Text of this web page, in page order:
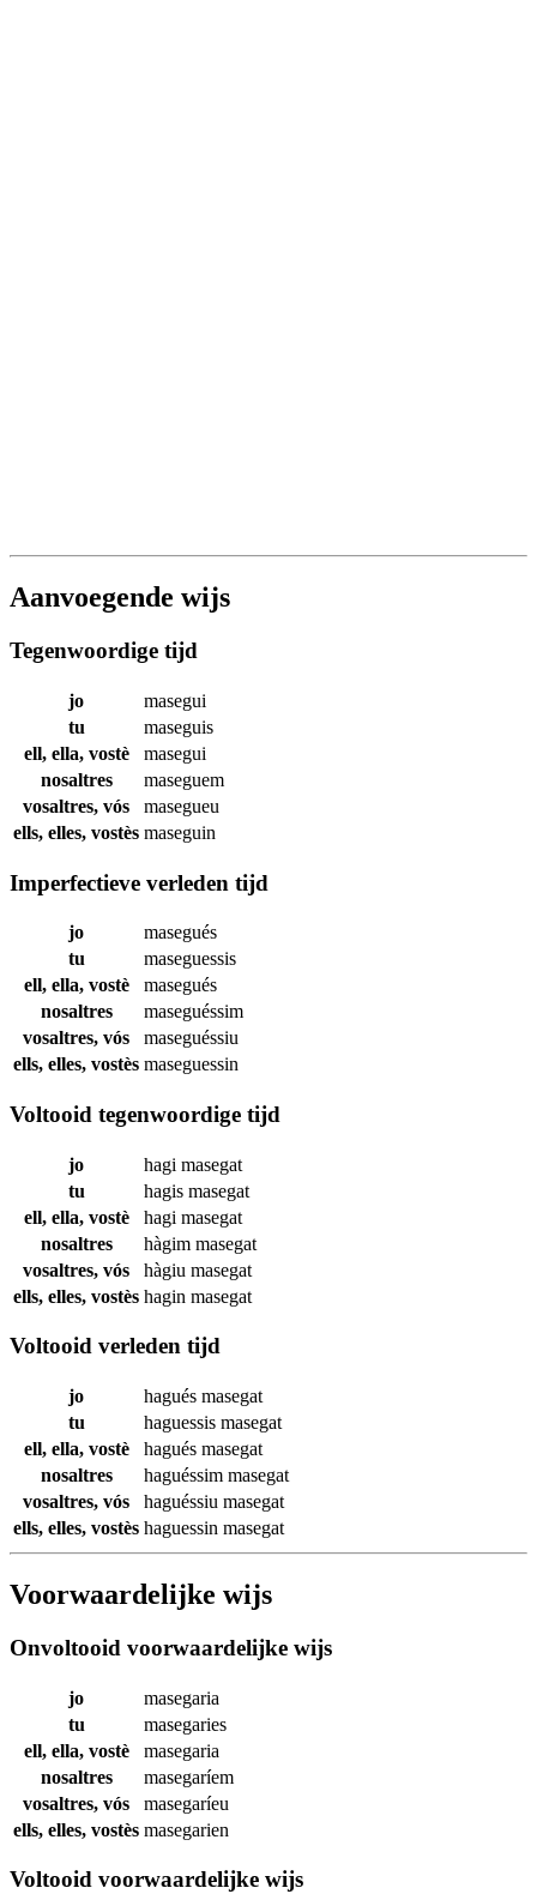
Aanvoegende wijs
Tegenwoordige tijd
jo
masegui
tu
maseguis
ell, ella, vostè
masegui
nosaltres
maseguem
vosaltres, vós
masegueu
ells, elles, vostès maseguin
Imperfectieve verleden tijd
jo
masegués
tu
maseguessis
ell, ella, vostè
masegués
nosaltres
maseguéssim
vosaltres, vós
maseguéssiu
ells, elles, vostès maseguessin
Voltooid tegenwoordige tijd
jo hagi masegat
tu
hagis masegat
ell, ella, vostè
hagi masegat
nosaltres
hàgim masegat
vosaltres, vós
hàgiu masegat
ells, elles, vostès hagin masegat
Voltooid verleden tijd
jo hagués masegat
tu
haguessis masegat
ell, ella, vostè
hagués masegat
nosaltres
haguéssim masegat
vosaltres, vós
haguéssiu masegat
ells, elles, vostès haguessin masegat
Voorwaardelijke wijs
Onvoltooid voorwaardelijke wijs
jo
masegaria
tu
masegaries
ell, ella, vostè
masegaria
nosaltres
masegaríem
vosaltres, vós
masegaríeu
ells, elles, vostès masegarien
Voltooid voorwaardelijke wijs